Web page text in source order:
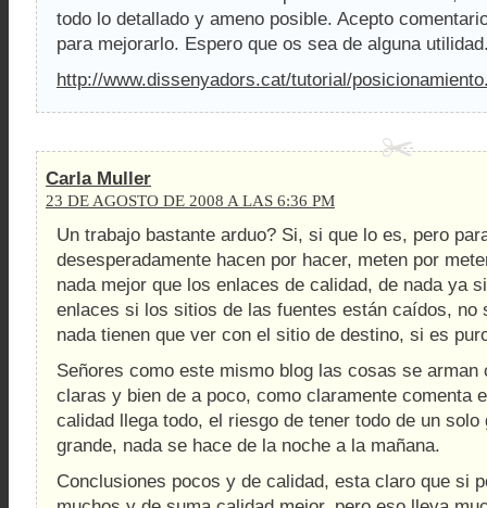
todo lo detallado y ameno posible. Acepto
para mejorarlo. Espero que os sea de alguna
http://www.dissenyadors.cat/tutorial/
Carla Muller
23 DE AGOSTO DE 2008 A LAS 6:36 PM
Un trabajo bastante arduo? Si, si que lo es, pero
desesperadamente hacen por hacer, meten por
nada mejor que los enlaces de calidad, de nada ya
enlaces si los sitios de las fuentes están caídos, no
nada tienen que ver con el sitio de destino, si es
Señores como este mismo blog las cosas se arman
claras y bien de a poco, como claramente comenta
calidad llega todo, el riesgo de tener todo de un solo
grande, nada se hace de la noche a la mañana.
Conclusiones pocos y de calidad, esta claro que si